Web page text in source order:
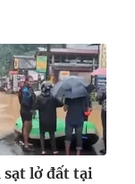
sạt lở đất tại